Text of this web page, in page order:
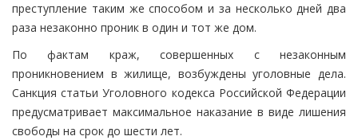
преступление таким же способом и за несколько дней два
раза незаконно проник в один и тот же дом.
По фактам краж, совершенных с незаконным
проникновением в жилище, возбуждены уголовные дела.
Санкция статьи Уголовного кодекса Российской Федерации
предусматривает максимальное наказание в виде лишения
свободы на срок до шести лет.